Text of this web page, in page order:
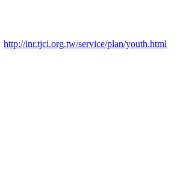
http://inr.tjci.org.tw/service/plan/youth.html